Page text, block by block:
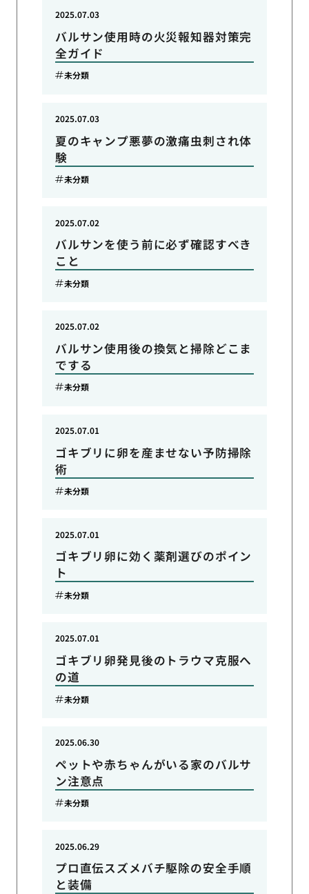
バルサン使用時の火災報知器対策完
全ガイド
2025.07.03
未分類
夏のキャンプ悪夢の激痛虫刺され体
験
2025.07.03
未分類
バルサンを使う前に必ず確認すべき
こと
2025.07.02
未分類
バルサン使用後の換気と掃除どこま
でする
2025.07.02
未分類
ゴキブリに卵を産ませない予防掃除
術
2025.07.01
未分類
ゴキブリ卵に効く薬剤選びのポイン
ト
2025.07.01
未分類
ゴキブリ卵発見後のトラウマ克服へ
の道
2025.07.01
未分類
ペットや赤ちゃんがいる家のバルサ
ン注意点
2025.06.30
未分類
プロ直伝スズメバチ駆除の安全手順
と装備
2025.06.29